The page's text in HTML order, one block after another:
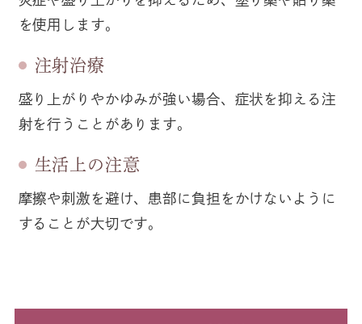
を使用します。
注射治療
盛り上がりやかゆみが強い場合、症状を抑える注
射を行うことがあります。
生活上の注意
摩擦や刺激を避け、患部に負担をかけないように
することが大切です。